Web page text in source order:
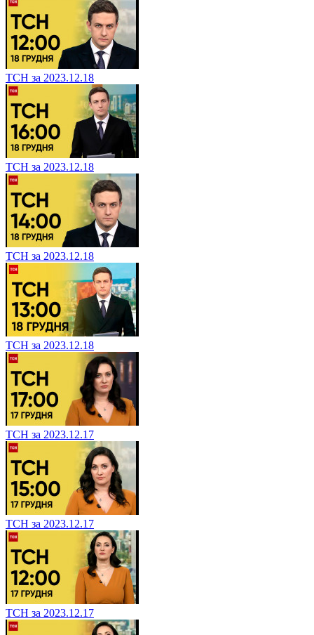
ТСН за 2023.12.18
ТСН за 2023.12.18
ТСН за 2023.12.18
ТСН за 2023.12.18
ТСН за 2023.12.17
ТСН за 2023.12.17
ТСН за 2023.12.17